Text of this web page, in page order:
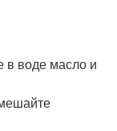
в воде масло и